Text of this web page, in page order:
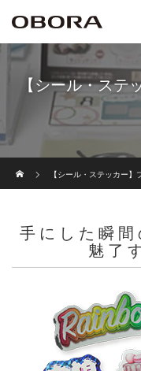
【シール・ステ
【シール・ステッカー】
手にした瞬間
魅了